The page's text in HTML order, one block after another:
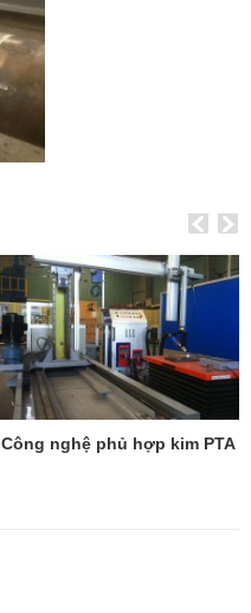
Công nghệ phủ hợp kim PTA